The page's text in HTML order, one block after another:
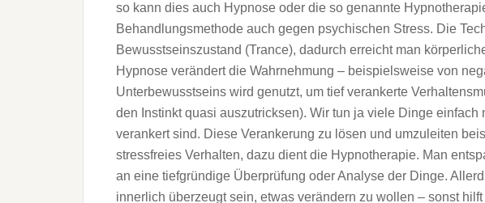
so kann dies auch Hypnose oder die so genannte
Behandlungsmethode auch gegen psychischen Stress. Die
Bewusstseinszustand (Trance), dadurch erreicht man
Hypnose verändert die Wahrnehmung – beispielsweise von
Unterbewusstseins wird genutzt, um tief verankerte
den Instinkt quasi auszutricksen). Wir tun ja viele Dinge
verankert sind. Diese Verankerung zu lösen und umzuleiten
stressfreies Verhalten, dazu dient die Hypnotherapie. Man
an eine tiefgründige Überprüfung oder Analyse der Dinge.
innerlich überzeugt sein, etwas verändern zu wollen – sonst